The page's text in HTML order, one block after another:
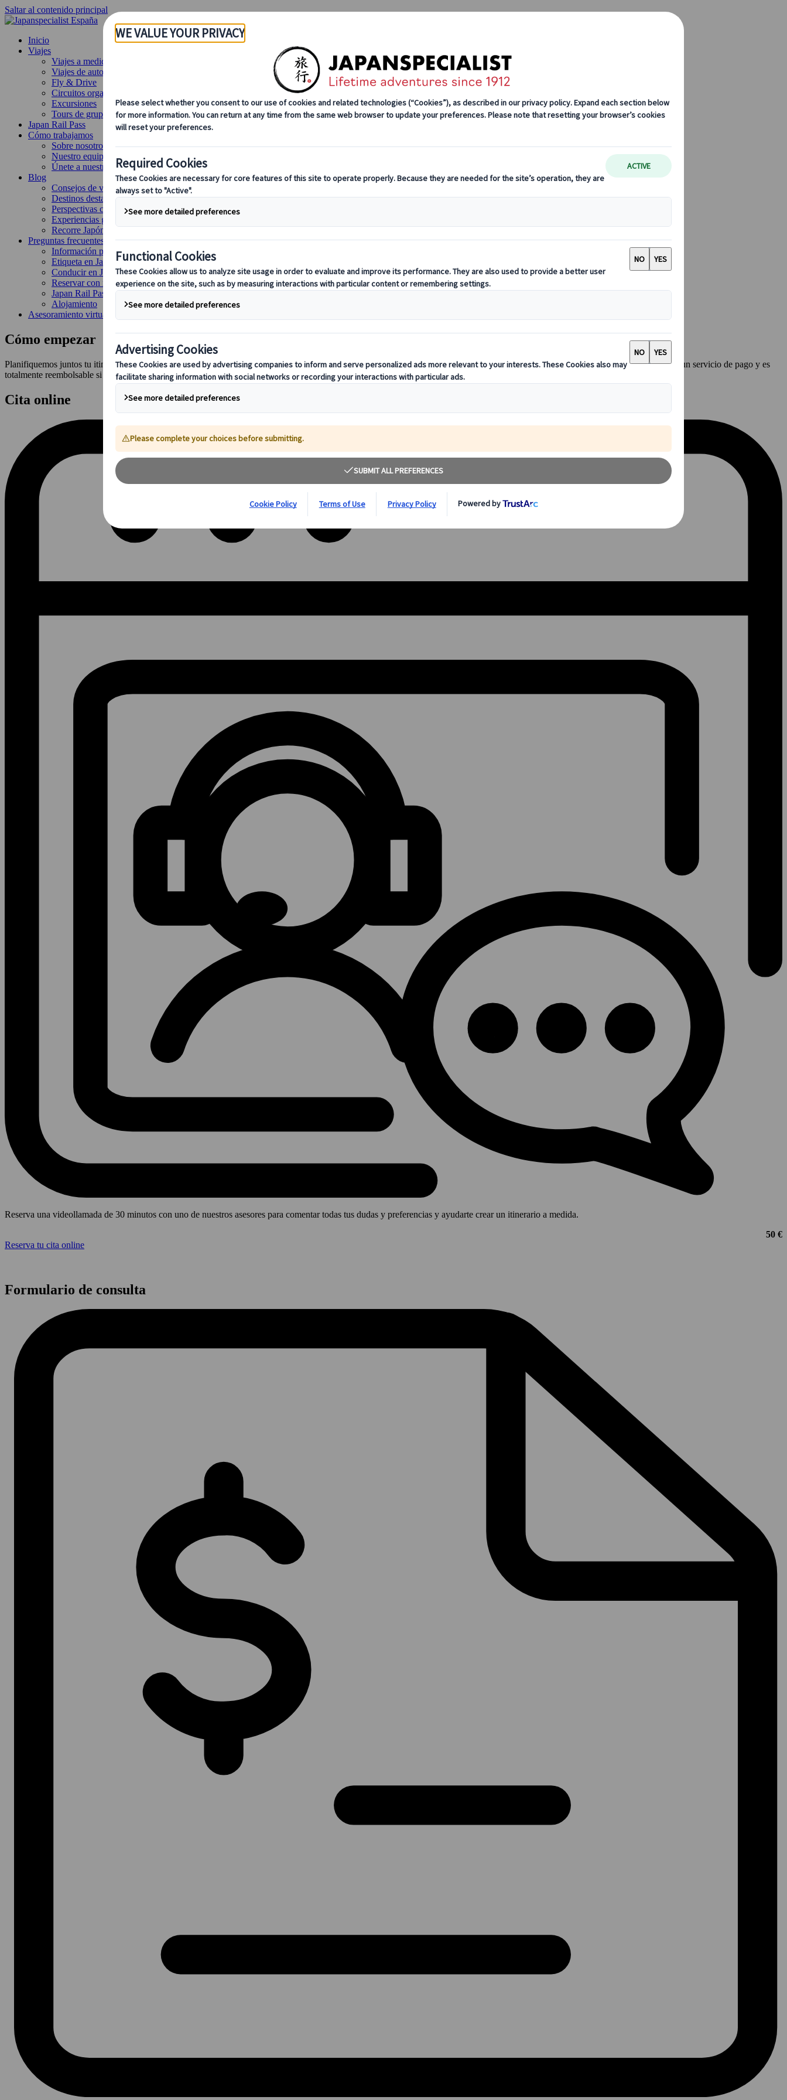
Saltar al contenido principal
Inicio
Viajes
Viajes a medida
Viajes de autor
Fly & Drive
Circuitos organizados
Excursiones
Tours de grupo a medida
Japan Rail Pass
Cómo trabajamos
Sobre nosotros
Nuestro equipo
Únete a nuestro equipo
Blog
Consejos de viaje para cada temporada
Destinos destacados
Perspectivas culturales
Experiencias gastronómicas
Recorre Japón en tren
Preguntas frecuentes
Información práctica
Etiqueta en Japón
Conducir en Japón
Reservar con nosotros
Japan Rail Pass
Alojamiento
Asesoramiento virtual
Cómo empezar
Planifiquemos juntos tu itinerario de la forma que prefieras, ya sea mediante una videollamada con un asesor o enviándonos tu consulta a través de nuestro formulario. La cita online es un servicio de pago y es
totalmente reembolsable si reservas tu tour con nosotros.
Cita online
Reserva una videollamada de 30 minutos con uno de nuestros asesores para comentar todas tus dudas y preferencias y ayudarte crear un itinerario a medida.
50 €
Reserva tu cita online
Formulario de consulta